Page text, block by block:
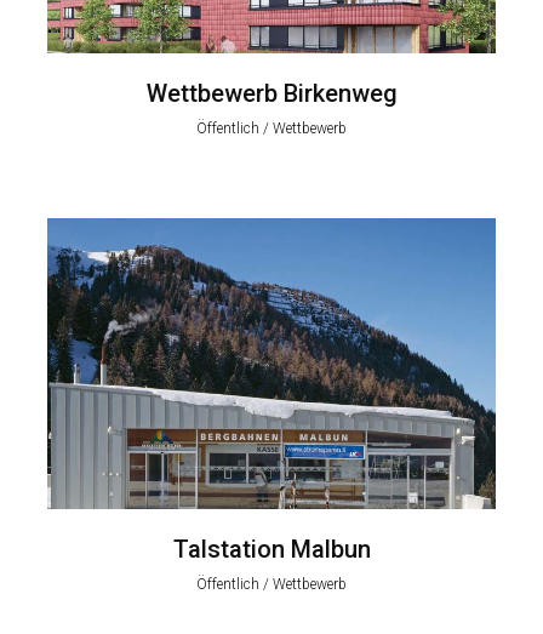
Wettbewerb Birkenweg
Öffentlich / Wettbewerb
Talstation Malbun
Öffentlich / Wettbewerb